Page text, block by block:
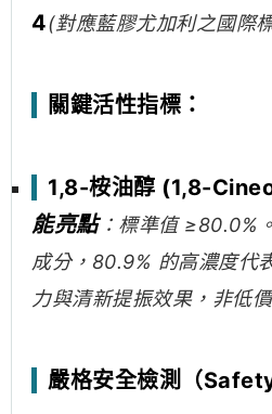
4(對應藍膠尤加利之國際
關鍵活性指標：
1,8-桉油醇 (1,8-
能亮點：標準值 ≥80.0%
成分，80.9% 的高濃度代
力與清新提振效果，非低
嚴格安全檢測（